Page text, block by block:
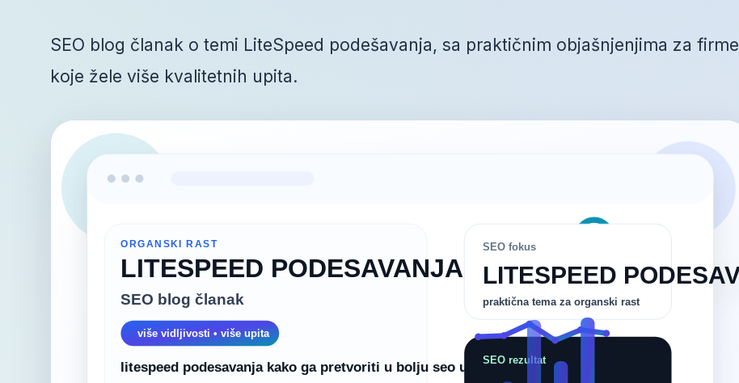
SEO blog članak o temi LiteSpeed podešavanja, sa praktičnim objašnjenjima za firme
koje žele više kvalitetnih upita.